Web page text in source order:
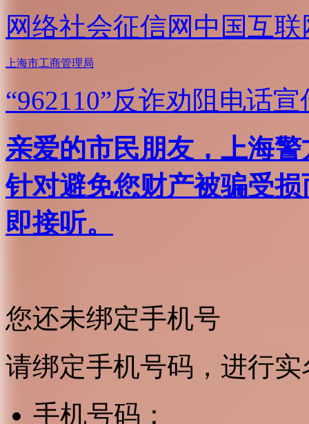
网络社会征信网 中国互
上海市工商管理局
“962110”反诈劝阻电话宣
亲爱的市民朋友，上海
针对避免您财产被骗受
即接听。
您还未绑定手机号
请绑定手机号码，进行
手机号码：